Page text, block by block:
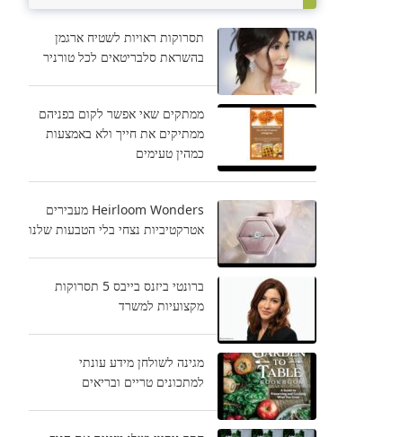
תסרוקות ראויות לשטיח ארגמן
בהשראת סלבריטאים לכל טורניר
ממתקים שאי אפשר לקום בפניהם
ממתיקים את חייך ולא באמצעות
כמהין טעימים
Heirloom Wonders מעבירים
אטרקטיביות נצחי בלי הטבעות שלנו
ברונטי ביזנס בייבס 5 תסרוקות
מקצועיות למשרד
מגינה לשולחן מידע עונתי
למתכונים טריים ובריאים